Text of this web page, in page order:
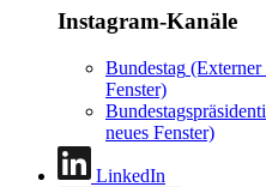
Instagram-Kanäle
Bundestag
Fenster)
neues Fenster)
LinkedIn